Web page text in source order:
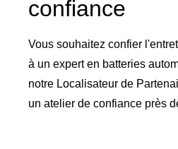
confiance
Vous souhaitez confier
à un expert en batteries
notre Localisateur de
un atelier de confiance près